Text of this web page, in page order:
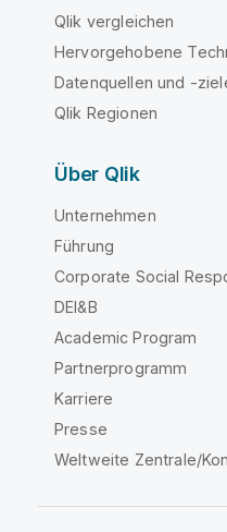
Qlik vergleichen
Hervorgehobene
Datenquellen und -
Qlik Regionen
Über Qlik
Unternehmen
Führung
Corporate Social
DEI&B
Academic Program
Partnerprogramm
Karriere
Presse
Weltweite Zentrale/